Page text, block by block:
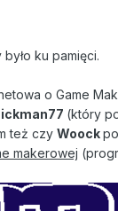
ku pamięci.
o Game
(który
też czy Woock
makerowej